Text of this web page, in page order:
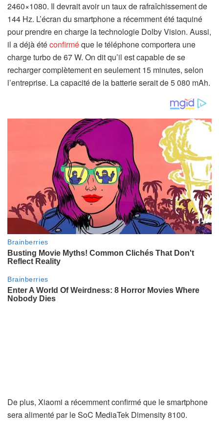
2460×1080. Il devrait avoir un taux de rafraîchissement de
144 Hz. L’écran du smartphone a récemment été taquiné
pour prendre en charge la technologie Dolby Vision. Aussi,
il a déjà étéconfirméque le téléphone comportera une
charge turbo de 67 W. On dit qu’il est capable de se
recharger complètement en seulement 15 minutes, selon
l’entreprise. La capacité de la batterie serait de 5 080 mAh.
De plus, Xiaomi a récemment confirmé que le smartphone
sera alimenté par le SoC MediaTek Dimensity 8100.